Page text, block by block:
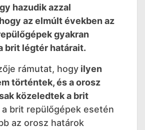
hazudik azzal
az elmúlt években az
gyakran
brit légtér határait.
rámutat, hogy ilyen
történtek, és a orosz
közeledtek a brit
a brit repülőgépek esetén
az orosz határok